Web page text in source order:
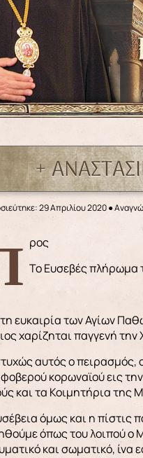
+
29 Απριλίου 2020●
Προς
Το Ευσεβές πλήρωμα
ευκαιρία των Αγίων
χαρίζηται παγγενή την
αυτός ο πειρασμός,
κορωναϊού εις
και τα Κοιμητήρια της
όμως και η πίστις
όπως του λοιπού ο
και σωματικό, ίνα